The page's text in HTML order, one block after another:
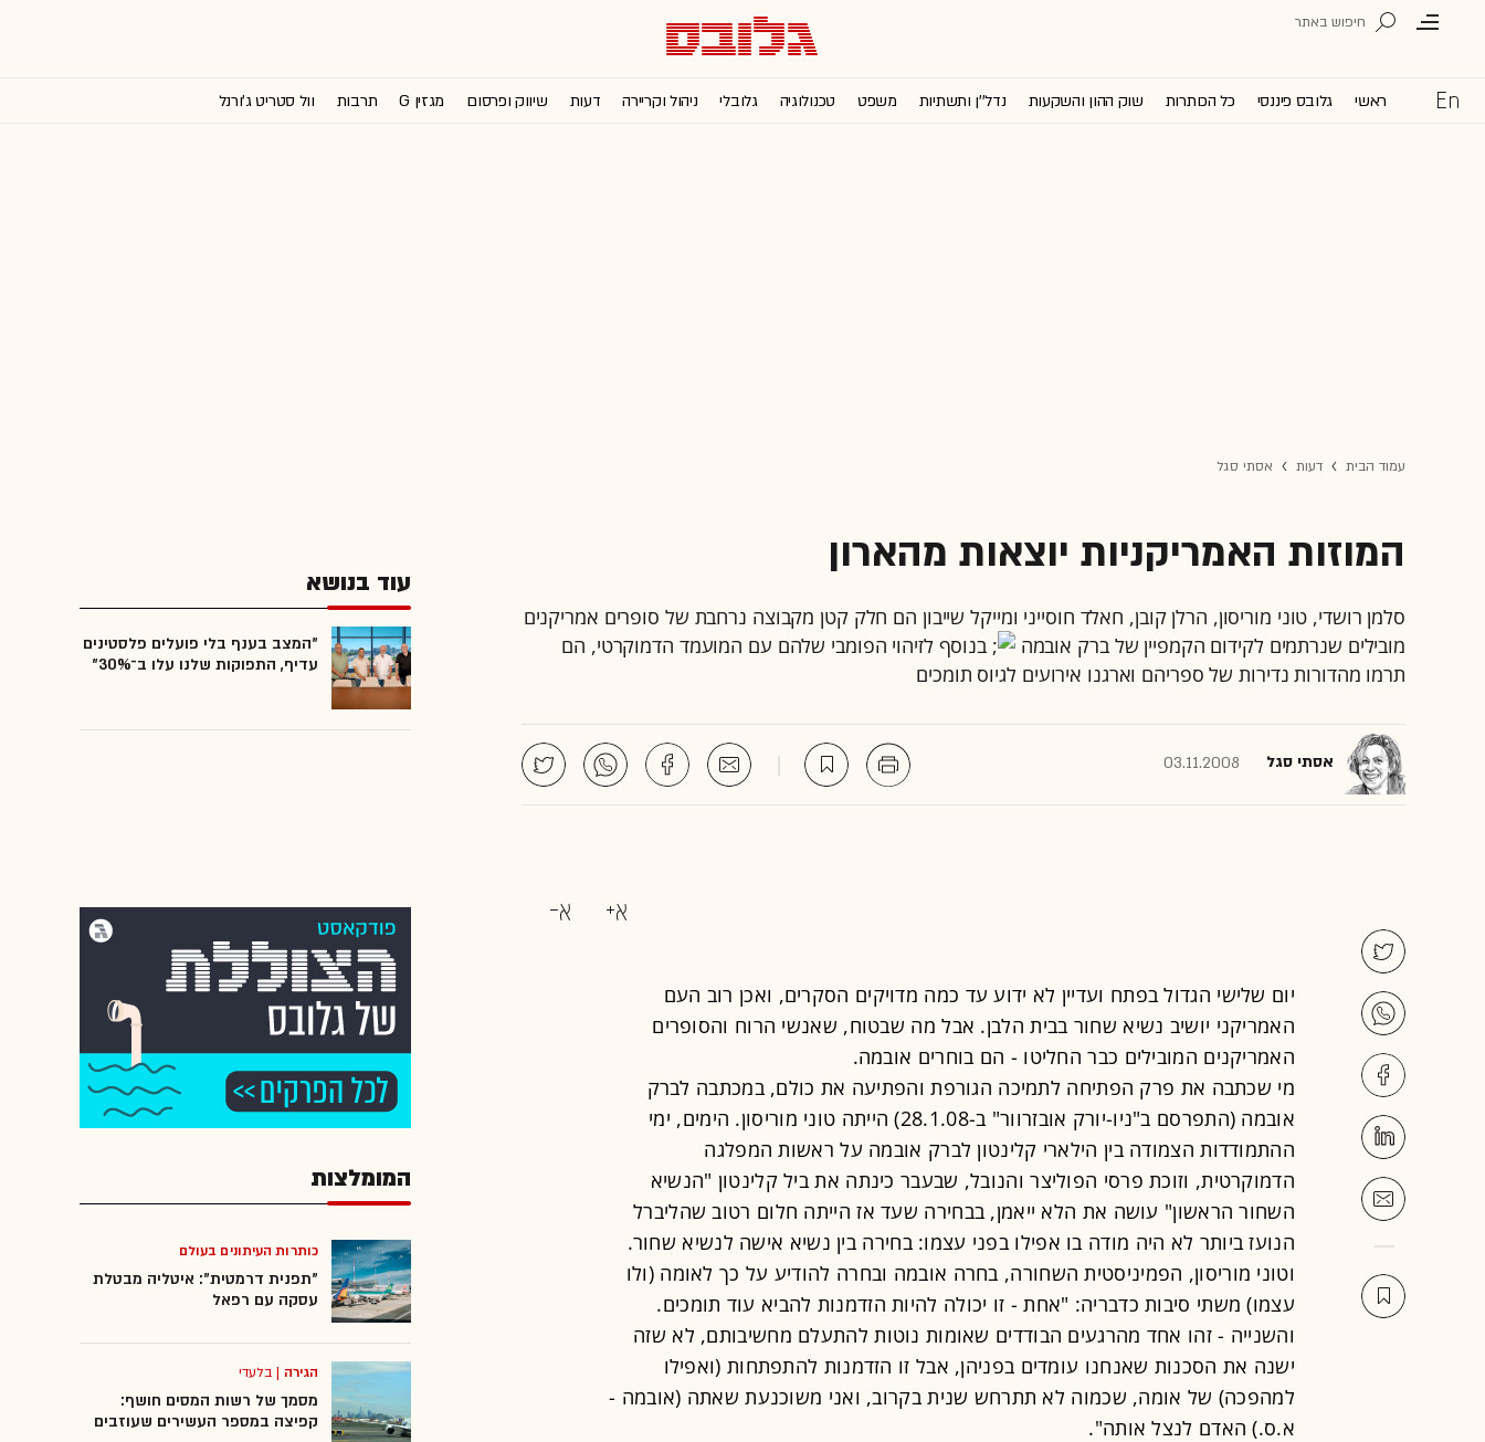
ראשי גלובס פיננסי כל הכותרות שוק ההון והשקעות נדל''ן ותשתיות משפט טכנולוגיה גלובלי ניהול וקריירה דעות שיווק ופרסום מגזין G תרבות וול סטריט ג'ורנל
עמוד הבית דעות אסתי סגל
המוזות האמריקניות יוצאות מהארון
סלמן רושדי, טוני מוריסון, הרלן קובן, חאלד חוסייני ומייקל שייבון הם חלק קטן מקבוצה נרחבת של סופרים אמריקנים
מובילים שנרתמים לקידום הקמפיין של ברק אובמה
בנוסף לזיהוי הפומבי שלהם עם המועמד הדמוקרטי, הם
תרמו מהדורות נדירות של ספריהם וארגנו אירועים לגיוס תומכים
אסתי סגל 03.11.2008
יום שלישי הגדול בפתח ועדיין לא ידוע עד כמה מדויקים הסקרים, ואכן רוב העם
האמריקני יושיב נשיא שחור בבית הלבן. אבל מה שבטוח, שאנשי הרוח והסופרים
האמריקנים המובילים כבר החליטו - הם בוחרים אובמה.
מי שכתבה את פרק הפתיחה לתמיכה הגורפת והפתיעה את כולם, במכתבה לברק
אובמה (התפרסם ב"ניו-יורק אובזרוור" ב-28.1.08) הייתה טוני מוריסון. הימים, ימי
ההתמודדות הצמודה בין הילארי קלינטון לברק אובמה על ראשות המפלגה
הדמוקרטית, וזוכת פרסי הפוליצר והנובל, שבעבר כינתה את ביל קלינטון "הנשיא
השחור הראשון" עושה את הלא ייאמן, בבחירה שעד אז הייתה חלום רטוב שהליברל
הנועז ביותר לא היה מודה בו אפילו בפני עצמו: בחירה בין נשיא אישה לנשיא שחור.
וטוני מוריסון, הפמיניסטית השחורה, בחרה אובמה ובחרה להודיע על כך לאומה (ולו
עצמו) משתי סיבות כדבריה: "אחת - זו יכולה להיות הזדמנות להביא עוד תומכים.
והשנייה - זהו אחד מהרגעים הבודדים שאומות נוטות להתעלם מחשיבותם, לא שזה
ישנה את הסכנות שאנחנו עומדים בפניהן, אבל זו הזדמנות להתפתחות (ואפילו
למהפכה) של אומה, שכמוה לא תתרחש שנית בקרוב, ואני משוכנעת שאתה (אובמה -
א.ס.) האדם לנצל אותה".
עוד בנושא
"המצב בענף בלי פועלים פלסטינים
עדיף, התפוקות שלנו עלו ב־30%"
המומלצות
כותרות העיתונים בעולם
"תפנית דרמטית": איטליה מבטלת
עסקה עם רפאל
הגירה |בלעדי
מסמך של רשות המסים חושף:
קפיצה במספר העשירים שעוזבים